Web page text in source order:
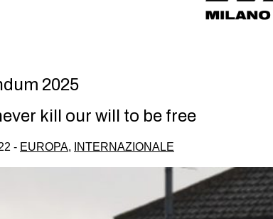
2025
kill our will to be free
- EUROPA, INTERNAZIONALE